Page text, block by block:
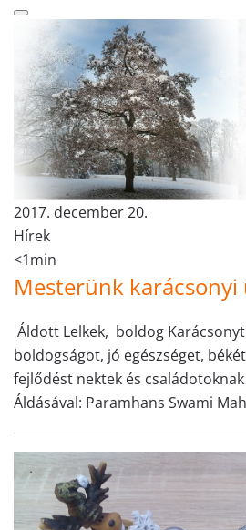
2017. december 20.
Hírek
<1min
Mesterünk karácsonyi
Áldott Lelkek, boldog Karácsonyt
boldogságot, jó egészséget,
fejlődést nektek és
Áldásával: Paramhans Swami